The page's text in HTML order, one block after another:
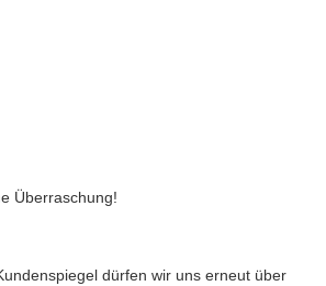
Überraschung!
dürfen wir uns erneut über